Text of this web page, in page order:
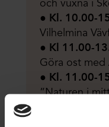
och vuxna i
●
Kl. 10.00-
Vilhelmina
●
Kl 11.00-
Göra ost med
●
Kl. 11.00-
”Naturen i